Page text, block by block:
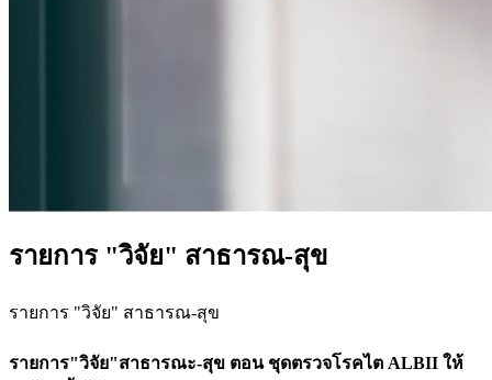
รายการ "วิจัย" สาธารณ-สุข
รายการ "วิจัย" สาธารณ-สุข
รายการ"วิจัย"สาธารณะ-สุข ตอน ชุดตรวจโรคไต ALBII ให้